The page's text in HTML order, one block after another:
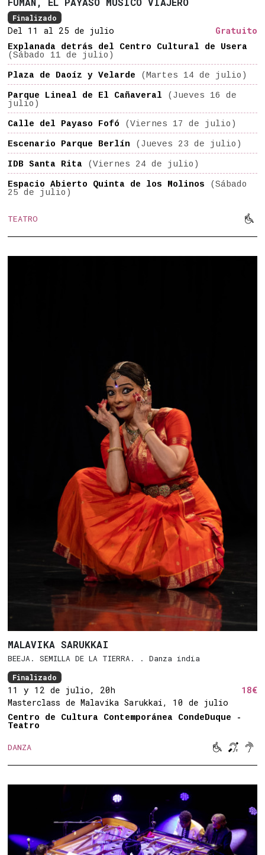
Finalizado
Del 11 al 25 de julio Gratuito
Explanada detrás del Centro Cultural de Usera
(Sábado 11 de julio)
Plaza de Daoíz y Velarde (Martes 14 de julio)
Parque Lineal de El Cañaveral
(Jueves 16 de
julio)
Calle del Payaso Fofó (Viernes 17 de julio)
Escenario Parque Berlín (Jueves 23 de julio)
IDB Santa Rita (Viernes 24 de julio)
Espacio Abierto Quinta de los Molinos
(Sábado
25 de julio)
TEATRO 
MALAVIKA SARUKKAI
BEEJA. SEMILLA DE LA TIERRA. . Danza india
Finalizado
11 y 12 de julio, 20h
Masterclass de Malavika Sarukkai, 10 de julio
18€
Centro de Cultura Contemporánea CondeDuque -
Teatro
DANZA Movilidad
Bucle
